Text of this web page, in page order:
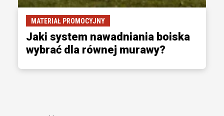
MATERIAŁ PROMOCYJNY
Jaki system nawadniania boiska
wybrać dla równej murawy?